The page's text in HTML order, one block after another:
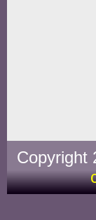
Copyright